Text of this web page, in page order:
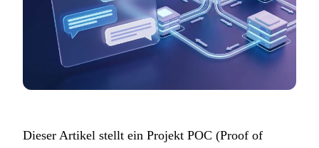
Dieser Artikel stellt ein Projekt POC (Proof of